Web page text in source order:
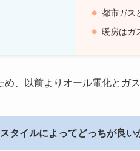
都市ガス
暖房はガ
、以前よりオール電化とガ
タイルによってどっちが良い